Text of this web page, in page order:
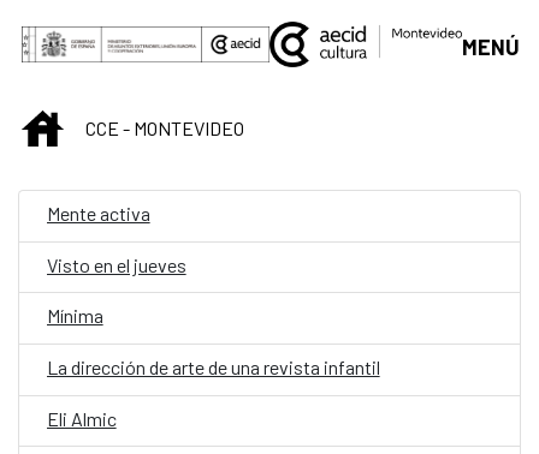
Saltar al contenido principal
MENÚ
INICIOCCE - MONTEVIDEO
Mente activa
Visto en el jueves
Mínima
La dirección de arte de una revista infantil
Eli Almic